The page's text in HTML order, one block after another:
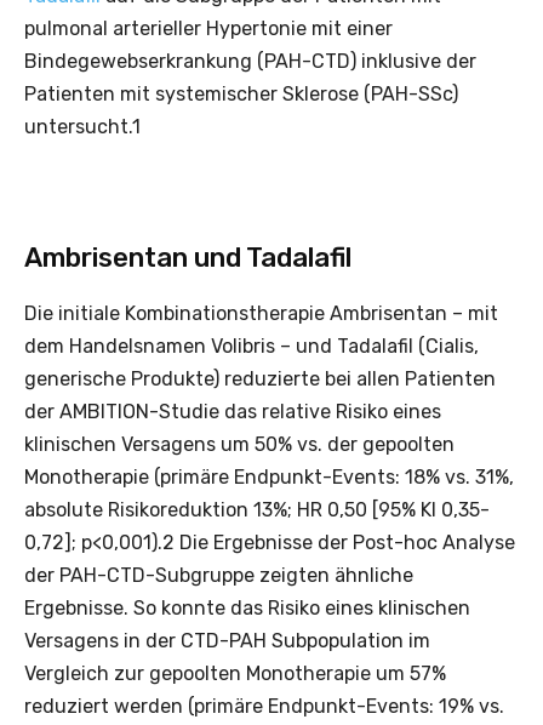
pulmonal arterieller Hypertonie mit einer
Bindegewebserkrankung (PAH-CTD) inklusive der
Patienten mit systemischer Sklerose (PAH-SSc)
untersucht.1
Ambrisentan und Tadalafil
Die initiale Kombinationstherapie Ambrisentan – mit
dem Handelsnamen Volibris – und Tadalafil (Cialis,
generische Produkte) reduzierte bei allen Patienten
der AMBITION-Studie das relative Risiko eines
klinischen Versagens um 50% vs. der gepoolten
Monotherapie (primäre Endpunkt-Events: 18% vs. 31%,
absolute Risikoreduktion 13%; HR 0,50 [95% KI 0,35-
0,72]; p<0,001).2 Die Ergebnisse der Post-hoc Analyse
der PAH-CTD-Subgruppe zeigten ähnliche
Ergebnisse. So konnte das Risiko eines klinischen
Versagens in der CTD-PAH Subpopulation im
Vergleich zur gepoolten Monotherapie um 57%
reduziert werden (primäre Endpunkt-Events: 19% vs.